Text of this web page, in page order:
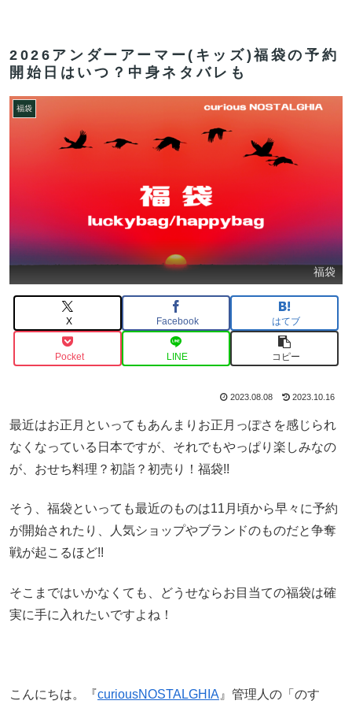
2026アンダーアーマー(キッズ)福袋の予約
開始日はいつ？中身ネタバレも
福袋
福袋
X Facebook はてブ
Pocket LINE コピー
2023.08.08 2023.10.16
最近はお正月といってもあんまりお正月っぽさを感じられ
なくなっている日本ですが、それでもやっぱり楽しみなの
が、おせち料理？初詣？初売り！福袋!!
そう、福袋といっても最近のものは11月頃から早々に予約
が開始されたり、人気ショップやブランドのものだと争奪
戦が起こるほど!!
そこまではいかなくても、どうせならお目当ての福袋は確
実に手に入れたいですよね！
こんにちは。『curiousNOSTALGHIA 』管理人の「のす